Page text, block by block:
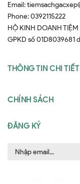
Email:
Phone:0392115222
HỘ KINH DOANH
GPKD số 01D8039681
THÔNG TIN CHI TIẾT
CHÍNH SÁCH
ĐĂNG KÝ